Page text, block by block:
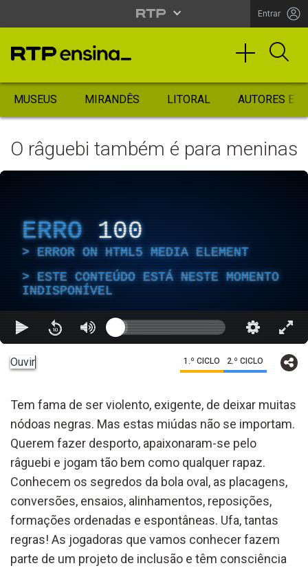
Entrar
MUSEUS MIRANDÊS LITORAL AUTORES
O râguebi também é para meninas
ERRO 100
ERROR ON HTML5 MEDIA ELEMENT
ESTE CONTEÚDO ESTÁ NESTE MOMENTO
INDISPONÍVEL
Ouvir 1.º CICLO 2.º CICLO
Tem fama de ser violento, exigente, de deixar muitas
nódoas negras. Mas estas miúdas não se importam.
Querem fazer desporto, apaixonaram-se pelo
râguebi e jogam tão bem como qualquer rapaz.
Conhecem os segredos da bola oval, as placagens,
conversões, ensaios, alinhamentos, reposições,
formações ordenadas e espontâneas. Ufa, tantas
regras! As jogadoras que vamos conhecer fazem
parte de um projeto de inclusão e têm consciência